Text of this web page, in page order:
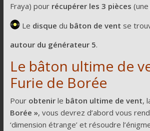
Fraya) pourrécupérer les 3 pièces
Le disque du bâton de vent se
autour du générateur 5.
Le bâton ultime de
Furie de Borée
Pour obtenirle bâton ultime de vent,
Borée », vous devrez d’abord vous
‘dimension étrange’ et résoudre